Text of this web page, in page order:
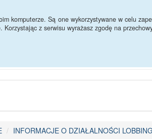
komputerze. Są one wykorzystywane w celu
z serwisu wyrażasz zgodę na
INFORMACJE O DZIAŁALNOŚCI